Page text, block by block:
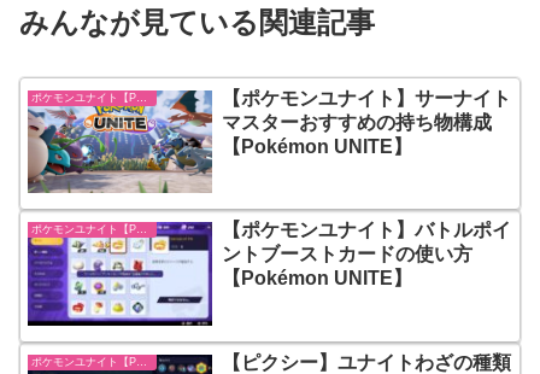
みんなが見ている関連記事
【ポケモンユナイト】サーナイト
マスターおすすめの持ち物構成
【Pokémon UNITE】
ポケモンユナイト【Pokémon UNITE】
【ポケモンユナイト】バトルポイ
ントブーストカードの使い方
【Pokémon UNITE】
【ピクシー】ユナイトわざの種類